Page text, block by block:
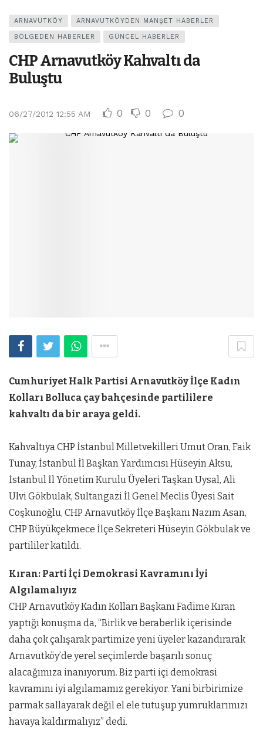
ARNAVUTKÖY ARNAVUTKÖYDEN MANŞET HABERLER
BÖLGEDEN HABERLER GÜNCEL HABERLER
CHP Arnavutköy Kahvaltı da
Buluştu
06/27/2012 12:55 AM 0 0 0
Cumhuriyet Halk Partisi Arnavutköy İlçe Kadın
Kolları Bolluca çay bahçesinde partililere
kahvaltı da bir araya geldi.
Kahvaltıya CHP İstanbul Milletvekilleri Umut Oran, Faik
Tunay, İstanbul İl Başkan Yardımcısı Hüseyin Aksu,
İstanbul İl Yönetim Kurulu Üyeleri Taşkan Uysal, Ali
Ulvi Gökbulak, Sultangazi İl Genel Meclis Üyesi Sait
Coşkunoğlu, CHP Arnavutköy İlçe Başkanı Nazım Asan,
CHP Büyükçekmece İlçe Sekreteri Hüseyin Gökbulak ve
partililer katıldı.
Kıran: Parti İçi Demokrasi Kavramını İyi
Algılamalıyız
CHP Arnavutköy Kadın Kolları Başkanı Fadime Kıran
yaptığı konuşma da, “Birlik ve beraberlik içerisinde
daha çok çalışarak partimize yeni üyeler kazandırarak
Arnavutköy’de yerel seçimlerde başarılı sonuç
alacağımıza inanıyorum. Biz parti içi demokrasi
kavramını iyi algılamamız gerekiyor. Yani birbirimize
parmak sallayarak değil el ele tutuşup yumruklarımızı
havaya kaldırmalıyız” dedi.